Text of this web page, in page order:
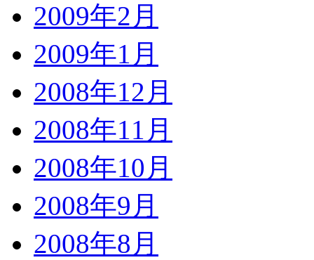
2009年2月
2009年1月
2008年12月
2008年11月
2008年10月
2008年9月
2008年8月